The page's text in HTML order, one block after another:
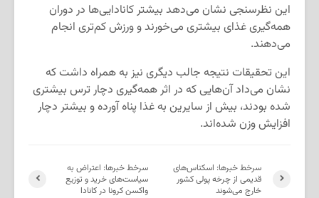
این نظرسنجی نشان می‌دهد بیشتر کانادایی‌ها در دوران
همه‌گیری غذای بیشتری می‌خورند و ورزش کم‌تری انجام
می‌دهند.
این تحقیقات نتیجه جالب دیگری نیز به همراه داشت که
نشان می‌داد آن‌هایی که در اثر همه‌گیری دچار ترس بیشتری
شده بودند، بیش از سایرین به غذا پناه آورده و بیشتر دچار
افزایش وزن شده‌اند.
سرخط خبرها: اعتراض به
سیاست‌های خرید و توزیع
واکسن کرونا در کانادا
سرخط خبرها: اسکناس‌های
قدیمی از چرخه پولی کشور
خارج می‌شوند